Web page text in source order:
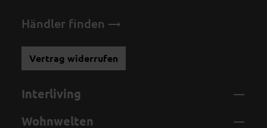
Händler finden
Vertrag widerrufen
Interliving
Wohnwelten